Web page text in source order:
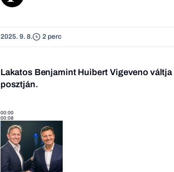
2025. 9. 8. 2 perc
Lakatos Benjamint Huibert Vigeveno
posztján.
00:00
00:08